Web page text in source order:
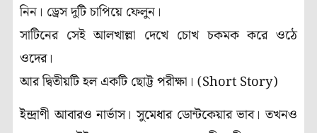
নিন। ড্রেস দুটি চাপিয়ে ফেলুন।
সাটিনের সেই আলখাল্লা দেখে চোখ চকমক করে ওঠে
ওদের।
আর দ্বিতীয়টি হল একটি ছোট্ট পরীক্ষা। (Short Story)
ইন্দ্রাণী আবারও নার্ভাস। সুমেধার ডোন্টকেয়ার ভাব। তখনও